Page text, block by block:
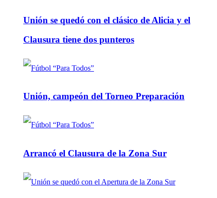
Unión se quedó con el clásico de Alicia y el
Clausura tiene dos punteros
Unión, campeón del Torneo Preparación
Arrancó el Clausura de la Zona Sur